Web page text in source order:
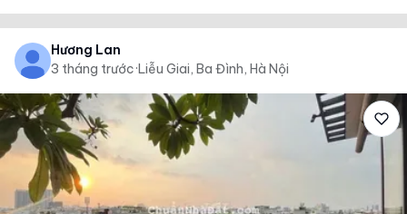
Hương Lan
3 tháng trước·Liễu Giai, Ba Đình, Hà Nội